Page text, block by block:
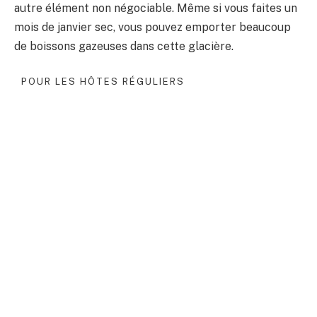
autre élément non négociable. Même si vous faites un
mois de janvier sec, vous pouvez emporter beaucoup
de boissons gazeuses dans cette glacière.
POUR LES HÔTES RÉGULIERS